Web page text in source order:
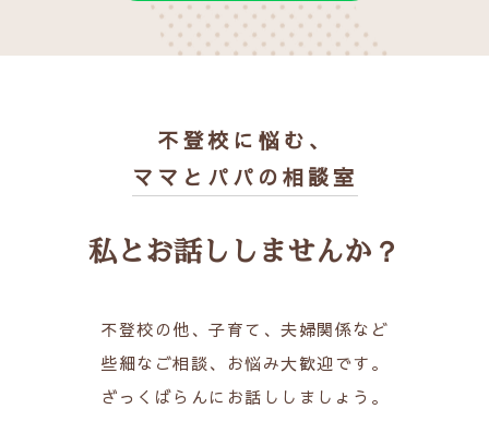
不登校に悩む、
ママとパパの相談室
私とお話ししませんか？
不登校の他、子育て、夫婦関係など
些細なご相談、お悩み大歓迎です。
ざっくばらんにお話ししましょう。